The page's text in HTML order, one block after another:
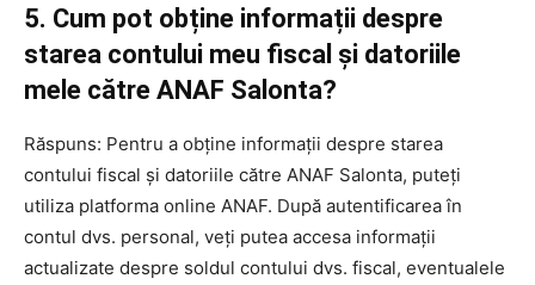
5. Cum pot obține informații despre
starea contului meu fiscal și datoriile
mele către ANAF Salonta?
Răspuns: Pentru a obține informații despre starea
contului fiscal și datoriile către ANAF Salonta, puteți
utiliza platforma online ANAF. După autentificarea în
contul dvs. personal, veți putea accesa informații
actualizate despre soldul contului dvs. fiscal, eventualele